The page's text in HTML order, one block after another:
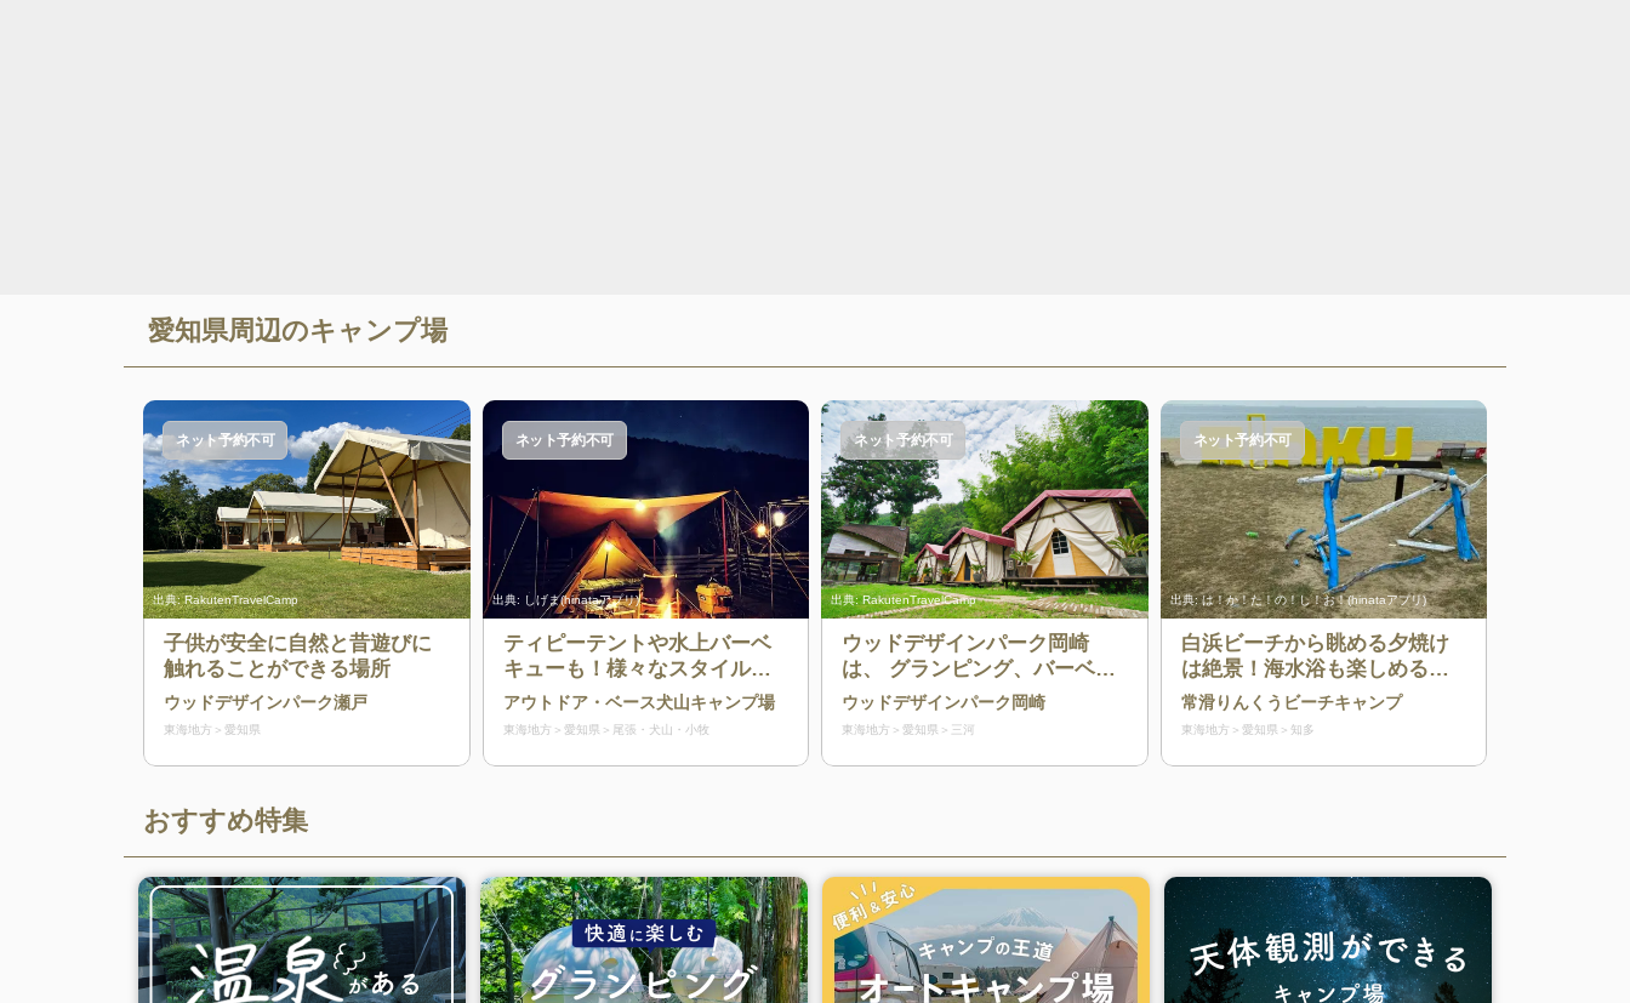
愛知県周辺のキャンプ場
出典:RakutenTravelCamp
ネット予約不可
子供が安全に自然と昔遊びに
触れることができる場所
ウッドデザインパーク瀬戸
東海地方 愛知県
出典: しげま(hinataアプリ)
ネット予約不可
ティピーテントや水上バーベ
キューも！様々なスタイルが
楽しめるキャンプ場
アウトドア・ベース犬山キャンプ場
東海地方 愛知県 尾張・犬山・小牧
出典:RakutenTravelCamp
ネット予約不可
ウッドデザインパーク岡崎
は、 グランピング、バーベキ
ューを中心とした、自然の魅
力を体感するアウトドアテー
情を、さまざまなスタイルで
ウッドデザインパーク岡崎
東海地方 愛知県 三河
出典:は！か！た！の！し！お！(hinataアプリ)
ネット予約不可
白浜ビーチから眺める夕焼け
は絶景！海水浴も楽しめるバ
ーベキュー場
常滑りんくうビーチキャンプ
東海地方 愛知県 知多
おすすめ特集